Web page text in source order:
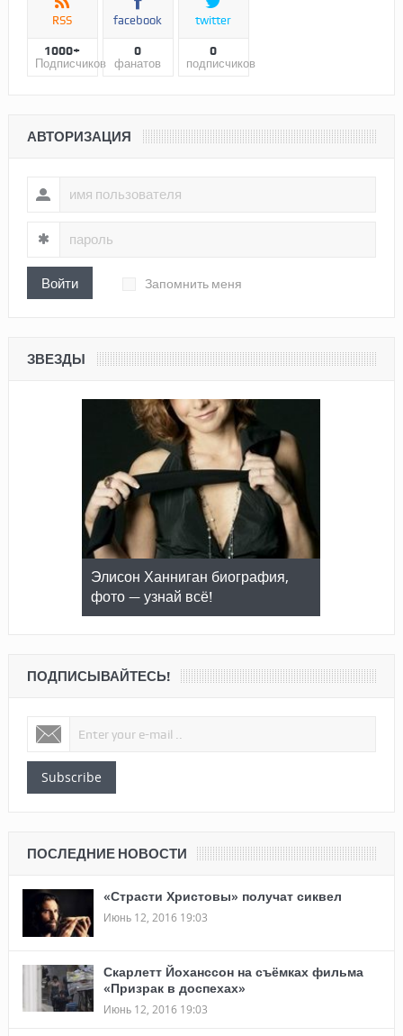
RSS
1000+
Подписчиков
facebook
0
фанатов
twitter
0
подписчиков
АВТОРИЗАЦИЯ
Войти Запомнить меня
ЗВЕЗДЫ
Элисон Ханниган биография,
фото — узнай всё!
ПОДПИСЫВАЙТЕСЬ!
Subscribe
ПОСЛЕДНИЕ НОВОСТИ
«Страсти Христовы» получат сиквел
Июнь 12, 2016 19:03
Скарлетт Йоханссон на съёмках фильма
«Призрак в доспехах»
Июнь 12, 2016 19:03